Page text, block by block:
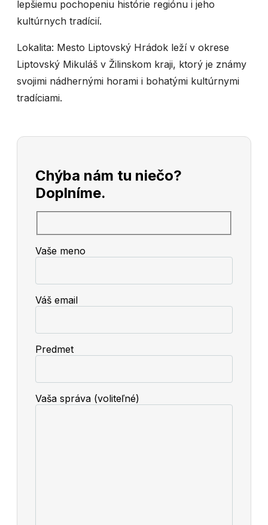
lepšiemu pochopeniu histórie regiónu i jeho
kultúrnych tradícií.
Lokalita: Mesto Liptovský Hrádok leží v okrese
Liptovský Mikuláš v Žilinskom kraji, ktorý je známy
svojimi nádhernými horami i bohatými kultúrnymi
tradíciami.
Chýba nám tu niečo?
Doplníme.
Vaše meno
Váš email
Predmet
Vaša správa (voliteľné)